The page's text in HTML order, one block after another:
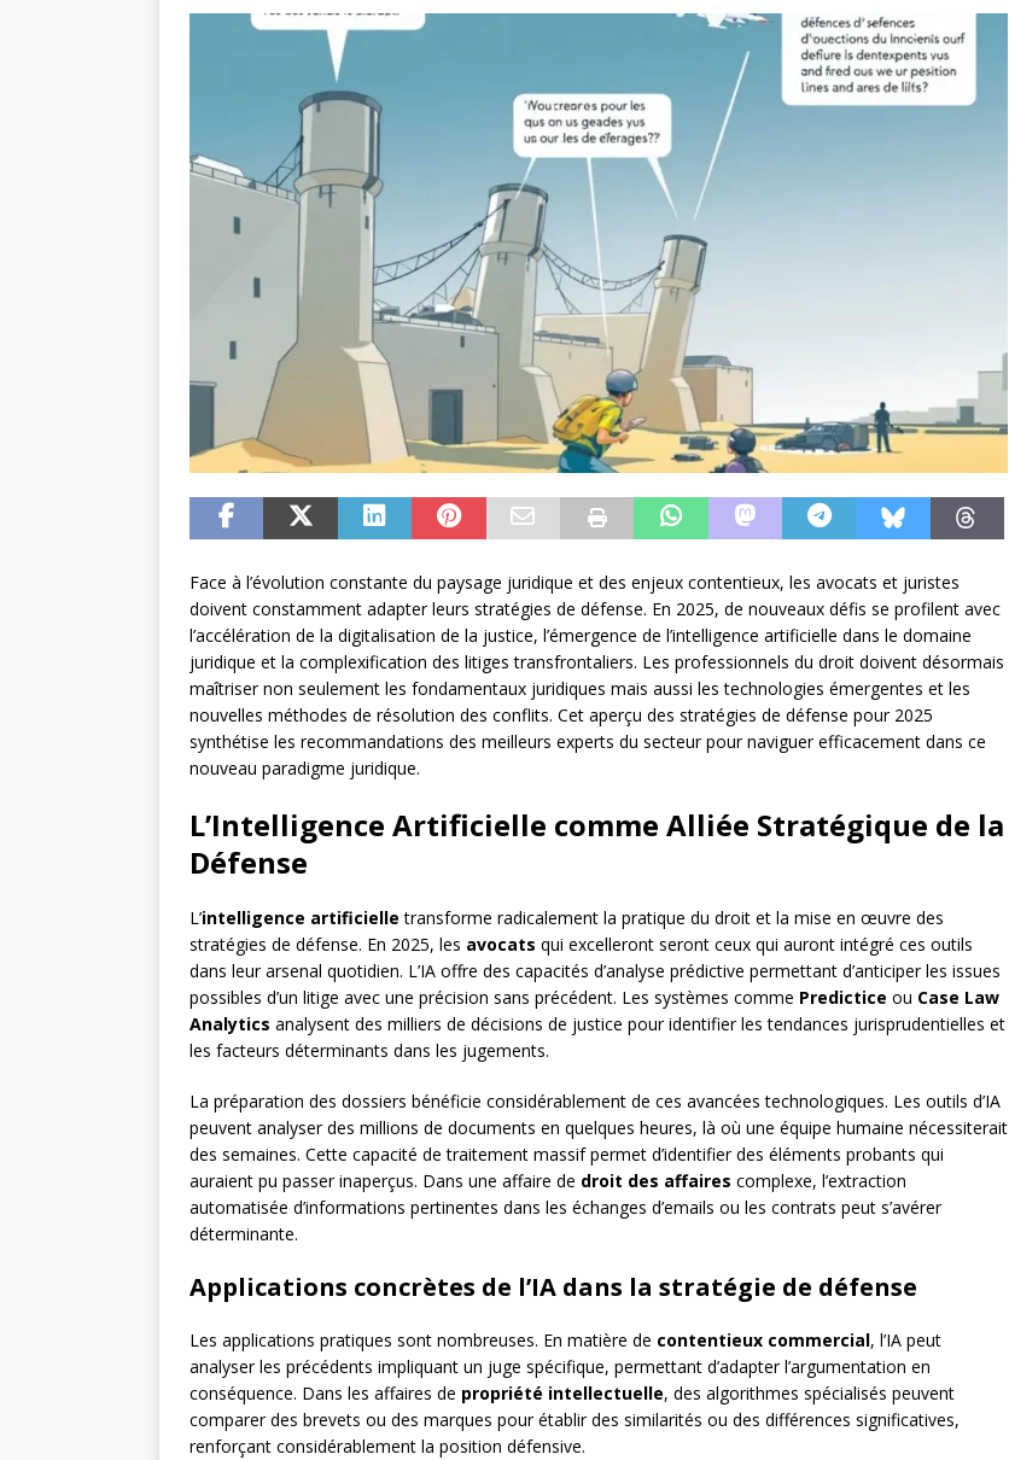
Face à l’évolution constante du paysage juridique et des enjeux contentieux, les avocats et juristes
doivent constamment adapter leurs stratégies de défense. En 2025, de nouveaux défis se profilent avec
l’accélération de la digitalisation de la justice, l’émergence de l’intelligence artificielle dans le domaine
juridique et la complexification des litiges transfrontaliers. Les professionnels du droit doivent désormais
maîtriser non seulement les fondamentaux juridiques mais aussi les technologies émergentes et les
nouvelles méthodes de résolution des conflits. Cet aperçu des stratégies de défense pour 2025
synthétise les recommandations des meilleurs experts du secteur pour naviguer efficacement dans ce
nouveau paradigme juridique.
L’Intelligence Artificielle comme Alliée Stratégique de la
Défense
L’intelligence artificielle transforme radicalement la pratique du droit et la mise en œuvre des
stratégies de défense. En 2025, les avocats qui excelleront seront ceux qui auront intégré ces outils
dans leur arsenal quotidien. L’IA offre des capacités d’analyse prédictive permettant d’anticiper les issues
possibles d’un litige avec une précision sans précédent. Les systèmes comme Predictice ou Case Law
Analytics analysent des milliers de décisions de justice pour identifier les tendances jurisprudentielles et
les facteurs déterminants dans les jugements.
La préparation des dossiers bénéficie considérablement de ces avancées technologiques. Les outils d’IA
peuvent analyser des millions de documents en quelques heures, là où une équipe humaine nécessiterait
des semaines. Cette capacité de traitement massif permet d’identifier des éléments probants qui
auraient pu passer inaperçus. Dans une affaire de droit des affaires complexe, l’extraction
automatisée d’informations pertinentes dans les échanges d’emails ou les contrats peut s’avérer
déterminante.
Applications concrètes de l’IA dans la stratégie de défense
Les applications pratiques sont nombreuses. En matière de contentieux commercial, l’IA peut
analyser les précédents impliquant un juge spécifique, permettant d’adapter l’argumentation en
conséquence. Dans les affaires de propriété intellectuelle, des algorithmes spécialisés peuvent
comparer des brevets ou des marques pour établir des similarités ou des différences significatives,
renforçant considérablement la position défensive.